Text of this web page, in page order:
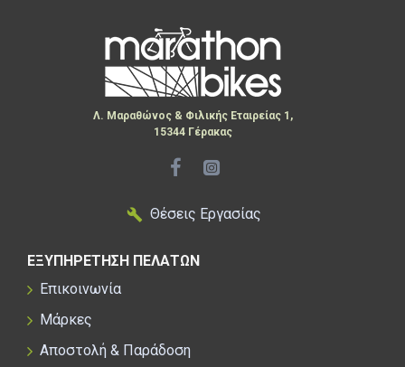
Λ. Μαραθώνος & Φιλικής Εταιρείας 1,
15344 Γέρακας
Θέσεις Εργασίας
ΕΞΥΠΗΡΕΤΗΣΗ ΠΕΛΑΤΩΝ
Επικοινωνία
Μάρκες
Αποστολή & Παράδοση